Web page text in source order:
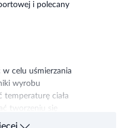
i polecany
celu uśmierzania
wyrobu
temperaturę ciała
tworzeniu się